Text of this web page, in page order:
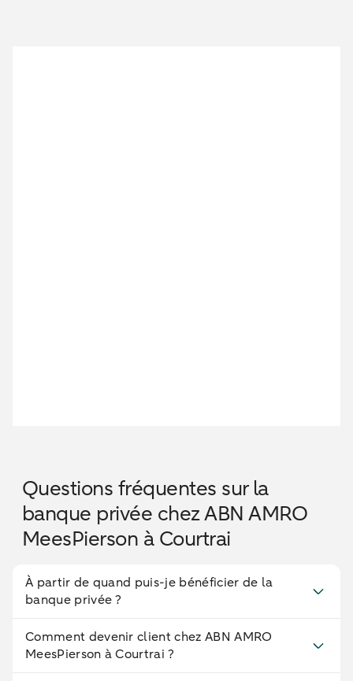
Questions fréquentes sur la
banque privée chez ABN AMRO
MeesPierson à Courtrai
À partir de quand puis-je bénéficier de la
banque privée ?
Comment devenir client chez ABN AMRO
MeesPierson à Courtrai ?